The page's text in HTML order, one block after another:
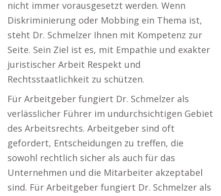
nicht immer vorausgesetzt werden. Wenn
Diskriminierung oder Mobbing ein Thema ist,
steht Dr. Schmelzer Ihnen mit Kompetenz zur
Seite. Sein Ziel ist es, mit Empathie und exakter
juristischer Arbeit Respekt und
Rechtsstaatlichkeit zu schützen.
Für Arbeitgeber fungiert Dr. Schmelzer als
verlässlicher Führer im undurchsichtigen Gebiet
des Arbeitsrechts. Arbeitgeber sind oft
gefordert, Entscheidungen zu treffen, die
sowohl rechtlich sicher als auch für das
Unternehmen und die Mitarbeiter akzeptabel
sind. Für Arbeitgeber fungiert Dr. Schmelzer als